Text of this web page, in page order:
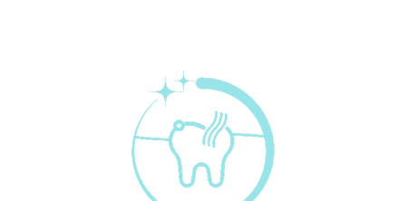
Ожидаемая дата доставки
Ожидаемая дата доставки
Ожидаемая дата доставки